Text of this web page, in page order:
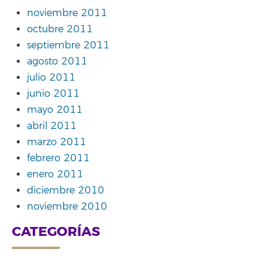
noviembre 2011
octubre 2011
septiembre 2011
agosto 2011
julio 2011
junio 2011
mayo 2011
abril 2011
marzo 2011
febrero 2011
enero 2011
diciembre 2010
noviembre 2010
CATEGORÍAS